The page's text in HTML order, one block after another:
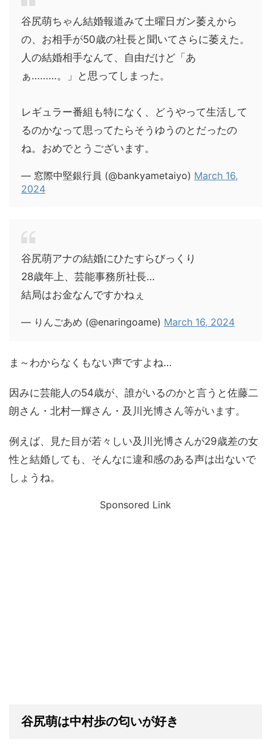
谷尻萌ちゃん結婚報道みて土曜日ガン萎えから
の、お相手が50歳の社長と聞いてさらに萎えた。
人の結婚相手なんて、自由だけど「あ
ぁ………。」と思ってしまった。
レギュラー番組も特になく、どうやって生活して
るのかなって思ってたらそうゆうのとだったの
ね。おめでとうございます。
— 窓際中堅銀行員 (@bankyametaiyo) March 16,
2024
谷尻萌アナの結婚にひたすらびっくり
28歳年上、芸能事務所社長…
結局はお金なんですかねぇ
— りんごあめ (@enaringoame) March 16, 2024
ま～わからなくもない声ですよね…
因みに芸能人の54歳が、誰がいるのかと言うと佐藤二
朗さん・北村一輝さん・及川光博さん等がいます。
例えば、見た目が若々しい及川光博さんが29歳差の女
性と結婚しても、そんなに違和感のある声は出ないで
しょうね。
Sponsored Link
谷尻萌は中村歩の匂いが好き